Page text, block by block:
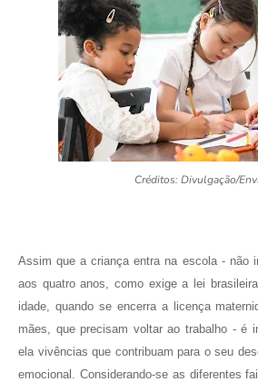
Créditos: Divulgação/
Assim que a criança entra na escola - não
aos quatro anos, como exige a lei
idade, quando se encerra a licença
mães, que precisam voltar ao trabalho - é
ela vivências que contribuam para o seu
emocional. Considerando-se as diferentes